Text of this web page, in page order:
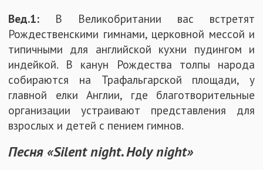
Вед.1: В Великобритании вас встретят
Рождественскими гимнами, церковной мессой и
типичными для английской кухни пудингом и
индейкой. В канун Рождества толпы народа
собираются на Трафальгарской площади, у
главной елки Англии, где благотворительные
организации устраивают представления для
взрослых и детей с пением гимнов.
Песня «Silent night. Holy night»